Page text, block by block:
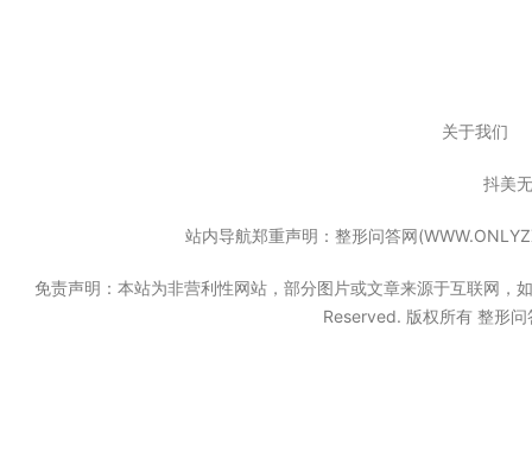
关于我们
抖美
站内导航郑重声明：整形问答网
免责声明：本站为非营利性网站，部分图片或文章来源于互联网，
Reserved. 版权所有 整形问